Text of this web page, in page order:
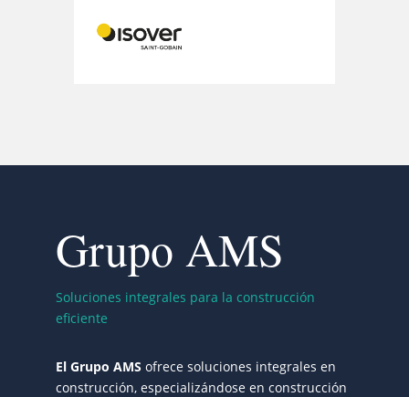
Grupo AMS
Soluciones integrales para la construcción
eficiente
El Grupo AMS ofrece soluciones integrales en
construcción, especializándose en construcción